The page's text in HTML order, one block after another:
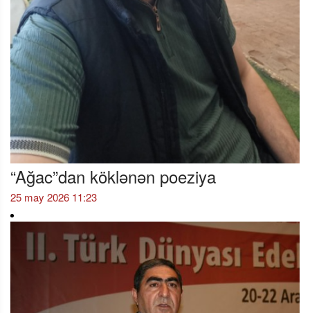
“Ağac”dan köklənən poeziya
25 may 2026 11:23